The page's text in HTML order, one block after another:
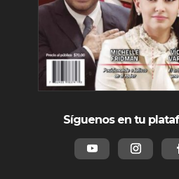
Síguenos en tu